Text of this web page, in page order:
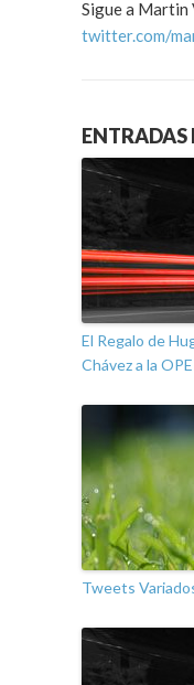
Sigue a Martin
twitter.com/
ENTRADAS
El Regalo de
Chávez a la
Tweets